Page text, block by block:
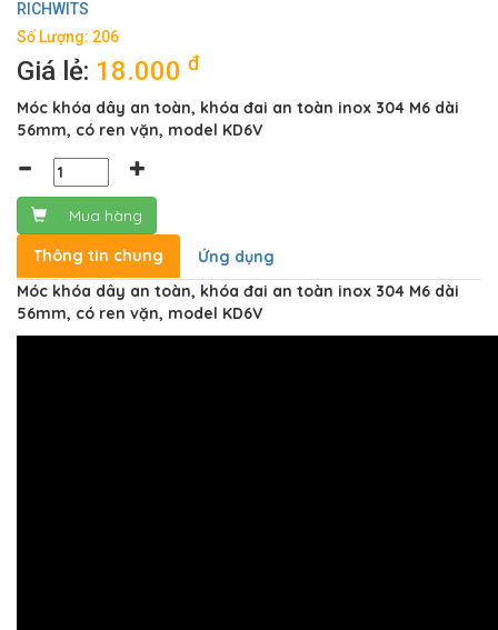
RICHWITS
Số Lượng: 206
Giá lẻ: 18.000 đ
Móc khóa dây an toàn, khóa đai an toàn inox 304 M6 dài
56mm, có ren vặn, model KD6V
Mua hàng
Thông tin chung
Ứng dụng
Móc khóa dây an toàn, khóa đai an toàn inox 304 M6 dài
56mm, có ren vặn, model KD6V